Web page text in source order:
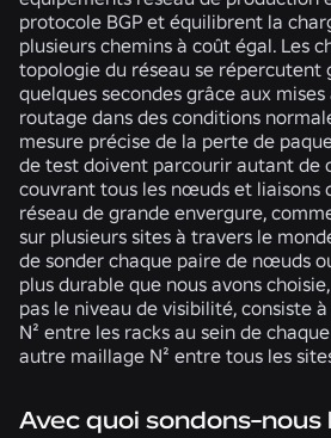
protocole BGP et équilibrent la
plusieurs chemins à coût égal. Les
topologie du réseau se répercutent
quelques secondes grâce aux
routage dans des conditions
mesure précise de la perte de
de test doivent parcourir autant de
couvrant tous les nœuds et liaisons
réseau de grande envergure,
sur plusieurs sites à travers le
de sonder chaque paire de nœuds
plus durable que nous avons
pas le niveau de visibilité, consiste
N² entre les racks au sein de
autre maillage N² entre tous les
Avec quoi sondons-nous